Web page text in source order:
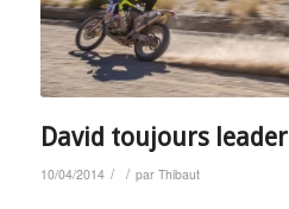
David toujours leader
10/04/2014 / / par Thibaut